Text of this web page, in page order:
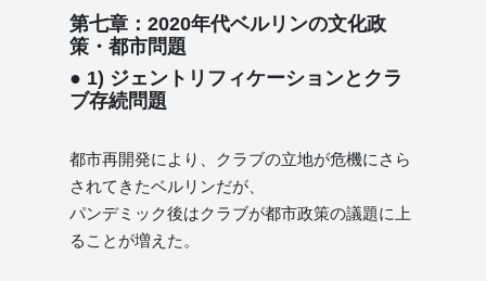
第七章：2020年代ベルリンの文化政
策・都市問題
● 1) ジェントリフィケーションとクラ
ブ存続問題
都市再開発により、クラブの立地が危機にさら
されてきたベルリンだが、
パンデミック後はクラブが都市政策の議題に上
ることが増えた。